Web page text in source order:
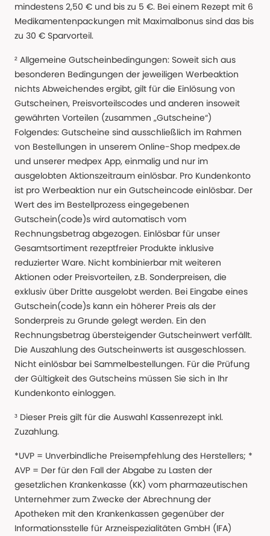
mindestens 2,50 € und bis zu 5 €. Bei einem Rezept mit 6
Medikamentenpackungen mit Maximalbonus sind das bis
zu 30 € Sparvorteil.
² Allgemeine Gutscheinbedingungen: Soweit sich aus
besonderen Bedingungen der jeweiligen Werbeaktion
nichts Abweichendes ergibt, gilt für die Einlösung von
Gutscheinen, Preisvorteilscodes und anderen insoweit
gewährten Vorteilen (zusammen „Gutscheine“)
Folgendes: Gutscheine sind ausschließlich im Rahmen
von Bestellungen in unserem Online-Shop medpex.de
und unserer medpex App, einmalig und nur im
ausgelobten Aktionszeitraum einlösbar. Pro Kundenkonto
ist pro Werbeaktion nur ein Gutscheincode einlösbar. Der
Wert des im Bestellprozess eingegebenen
Gutschein(code)s wird automatisch vom
Rechnungsbetrag abgezogen. Einlösbar für unser
Gesamtsortiment rezeptfreier Produkte inklusive
reduzierter Ware. Nicht kombinierbar mit weiteren
Aktionen oder Preisvorteilen, z.B. Sonderpreisen, die
exklusiv über Dritte ausgelobt werden. Bei Eingabe eines
Gutschein(code)s kann ein höherer Preis als der
Sonderpreis zu Grunde gelegt werden. Ein den
Rechnungsbetrag übersteigender Gutscheinwert verfällt.
Die Auszahlung des Gutscheinwerts ist ausgeschlossen.
Nicht einlösbar bei Sammelbestellungen. Für die Prüfung
der Gültigkeit des Gutscheins müssen Sie sich in Ihr
Kundenkonto einloggen.
³ Dieser Preis gilt für die Auswahl Kassenrezept inkl.
Zuzahlung.
*UVP = Unverbindliche Preisempfehlung des Herstellers; *
AVP = Der für den Fall der Abgabe zu Lasten der
gesetzlichen Krankenkasse (KK) vom pharmazeutischen
Unternehmer zum Zwecke der Abrechnung der
Apotheken mit den Krankenkassen gegenüber der
Informationsstelle für Arzneispezialitäten GmbH (IFA)